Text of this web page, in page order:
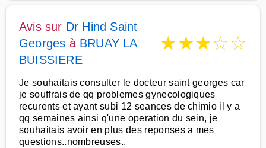
Avis sur Dr Hind Saint
Georges à BRUAY LA
BUISSIERE
★★★☆☆
Je souhaitais consulter le docteur saint georges car
je souffrais de qq problemes gynecologiques
recurents et ayant subi 12 seances de chimio il y a
qq semaines ainsi q'une operation du sein, je
souhaitais avoir en plus des reponses a mes
questions..nombreuses..